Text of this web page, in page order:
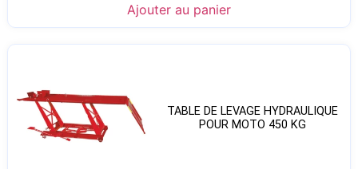
Ajouter au panier
TABLE DE LEVAGE HYDRAULIQUE
POUR MOTO 450 KG